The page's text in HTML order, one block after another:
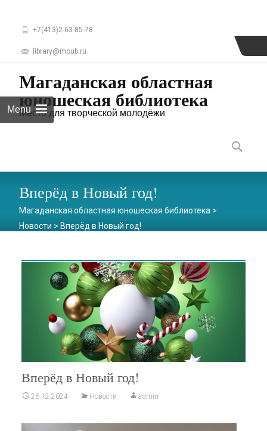
+7(413)2-63-85-78
library@moub.ru
Магаданская областная
юношеская библиотека
Место для творческой молодёжи
Menu
to
content
Найти:
Вперёд в Новый год!
Магаданская областная юношеская библиотека >
Новости > Вперёд в Новый год!
Вперёд в Новый год!
26.12.2024 Новости admin